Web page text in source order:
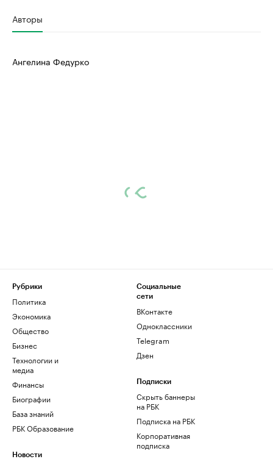
Авторы
Ангелина Федурко
Рубрики
Политика
Экономика
Общество
Бизнес
Технологии и
медиа
Финансы
Биографии
База знаний
РБК Образование
Новости
Социальные
сети
ВКонтакте
Одноклассники
Telegram
Дзен
Подписки
Скрыть баннеры
на РБК
Подписка на РБК
Корпоративная
подписка